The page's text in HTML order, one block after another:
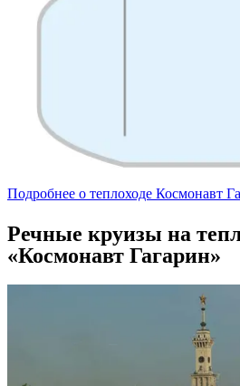
Подробнее о теплоходе Космонавт
Речные круизы на
«Космонавт Гагарин»